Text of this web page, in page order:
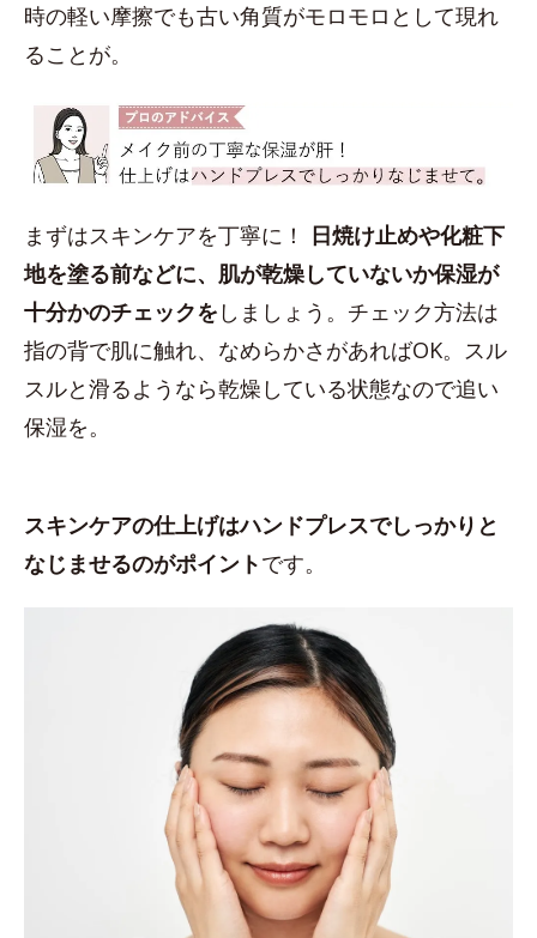
時の軽い摩擦でも古い角質がモロモロとして現れ
ることが。
まずはスキンケアを丁寧に！
日焼け止めや化粧下
地を塗る前などに、肌が乾燥していないか保湿が
十分かのチェックを しましょう。チェック方法は
指の背で肌に触れ、なめらかさがあればOK。スル
スルと滑るようなら乾燥している状態なので追い
保湿を。
スキンケアの仕上げはハンドプレスでしっかりと
なじませるのがポイントです。